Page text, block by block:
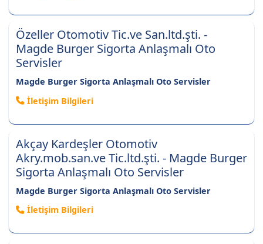
Özeller Otomotiv Tic.ve San.ltd.şti. -
Magde Burger Sigorta Anlaşmalı Oto
Servisler
Magde Burger Sigorta Anlaşmalı Oto Servisler
İletişim Bilgileri
Akçay Kardeşler Otomotiv
Akry.mob.san.ve Tic.ltd.şti. - Magde Burger
Sigorta Anlaşmalı Oto Servisler
Magde Burger Sigorta Anlaşmalı Oto Servisler
İletişim Bilgileri